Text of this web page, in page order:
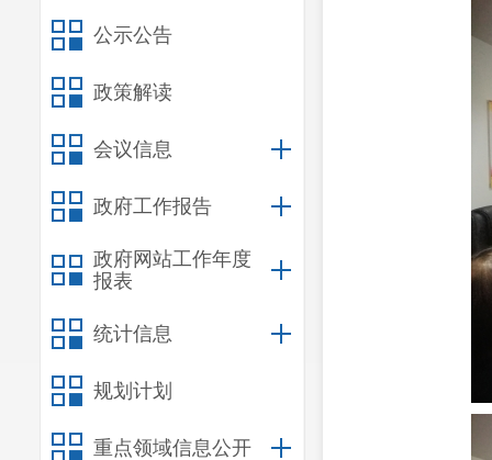
公示公告
政策解读
会议信息
政府工作报告
政府网站工作年度
报表
统计信息
规划计划
重点领域信息公开